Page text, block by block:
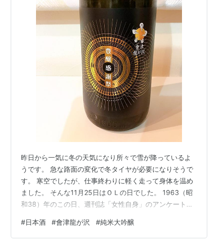
昨日から一気に冬の天気になり所々で雪が降っているよ
うです。 急な路面の変化で冬タイヤが必要になりそうで
す。 寒空でしたが、仕事終わりに軽く走って身体を温め
ました。 そんな11月25日はＯＬの日でした。 1963（昭
和38）年のこの日、週刊誌「女性自身」のアンケート
第1位となり、OLという言葉が世間に浸透。OLネットワ
ークシステムが制定だそうです。 ＯＬという響きは、今
#日本酒 #會津龍が沢 #純米大吟醸